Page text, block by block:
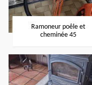
Ramoneur poêle et
cheminée 45